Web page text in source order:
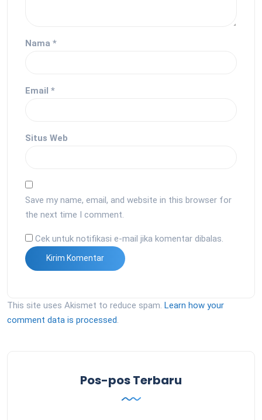
Nama *
Email *
Situs Web
Save my name, email, and website in this browser for
the next time I comment.
Cek untuk notifikasi e-mail jika komentar dibalas.
This site uses Akismet to reduce spam. Learn how your
comment data is processed.
Pos-pos Terbaru